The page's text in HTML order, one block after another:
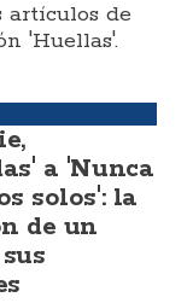
artículos de
'Huellas'.
a 'Nunca
solos': la
de un